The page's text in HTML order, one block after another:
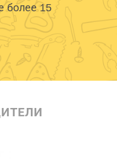
более 15